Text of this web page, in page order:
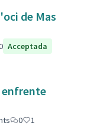
de Mas
Acceptada
enfrente
0
1